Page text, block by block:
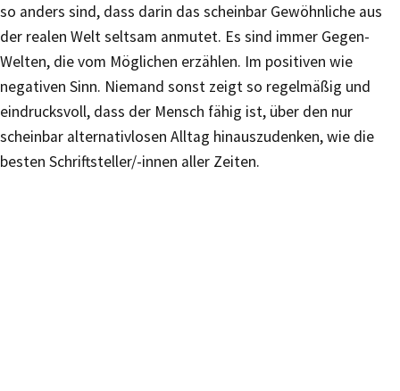
so anders sind, dass darin das scheinbar Gewöhnliche aus
der realen Welt seltsam anmutet. Es sind immer Gegen-
Welten, die vom Möglichen erzählen. Im positiven wie
negativen Sinn. Niemand sonst zeigt so regelmäßig und
eindrucksvoll, dass der Mensch fähig ist, über den nur
scheinbar alternativlosen Alltag hinauszudenken, wie die
besten Schriftsteller/-innen aller Zeiten.